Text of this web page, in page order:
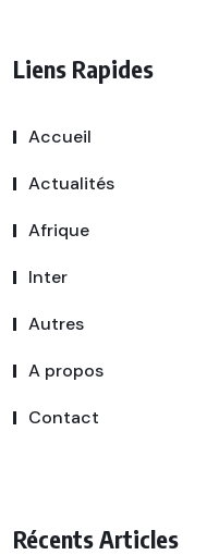
Liens Rapides
Accueil
Actualités
Afrique
Inter
Autres
A propos
Contact
Récents Articles